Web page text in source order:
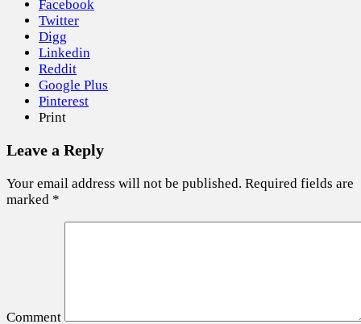
Facebook
Twitter
Digg
Linkedin
Reddit
Google Plus
Pinterest
Print
Leave a Reply
Your email address will not be published. Required fields are
marked *
Comment